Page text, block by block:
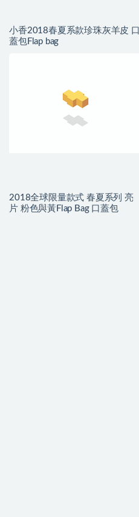
小香2018春夏系款珍珠灰羊皮 口
蓋包Flap bag
2018全球限量款式 春夏系列 亮
片 粉色與黃Flap Bag 口蓋包